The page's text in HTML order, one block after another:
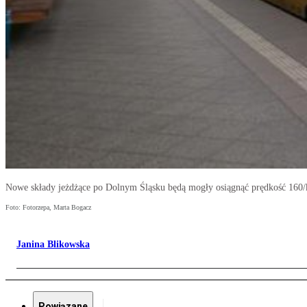
Nowe składy jeżdżące po Dolnym Śląsku będą mogły osiągnąć prędkość
Foto: Fotorzepa, Marta Bogacz
Janina Blikowska